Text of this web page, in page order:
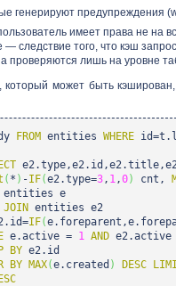
генерируют предупреждения
имеет права не на
следствие того, что кэш
проверяются лишь на уровне
который может быть
FROM entities WHERE
( * ) -IF(e2.type=3, 1,0) cnt,
entities e
JOIN entities e2
IF(
e.active = 1 AND e2.active
BY e2.id
BY MAX(e.created ) DESC